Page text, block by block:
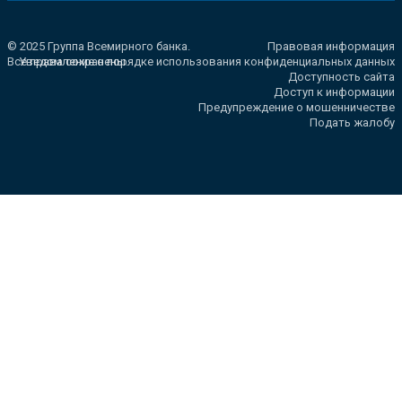
© 2025 Группа Всемирного банка.
Все права сохранены.
Правовая информация
Уведомление о порядке использования конфиденциальных данных
Доступность сайта
Доступ к информации
Предупреждение о мошенничестве
Подать жалобу